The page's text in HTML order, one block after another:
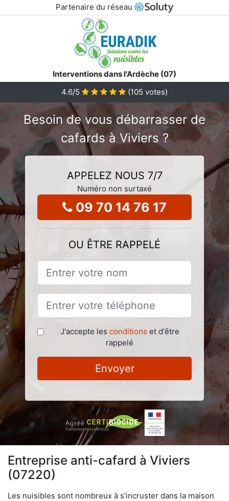
Partenaire du réseau
Interventions dans l'Ardèche (07)
4.6/5 (105 votes)
Besoin de vous débarrasser de
cafards à Viviers ?
APPELEZ NOUS 7/7
Numéro non surtaxé
09 70 14 76 17
OU ÊTRE RAPPELÉ
J'accepte les conditions et d'être
rappelé
Envoyer
Entreprise anti-cafard à Viviers
(07220)
Les nuisibles sont nombreux à s'incruster dans la maison